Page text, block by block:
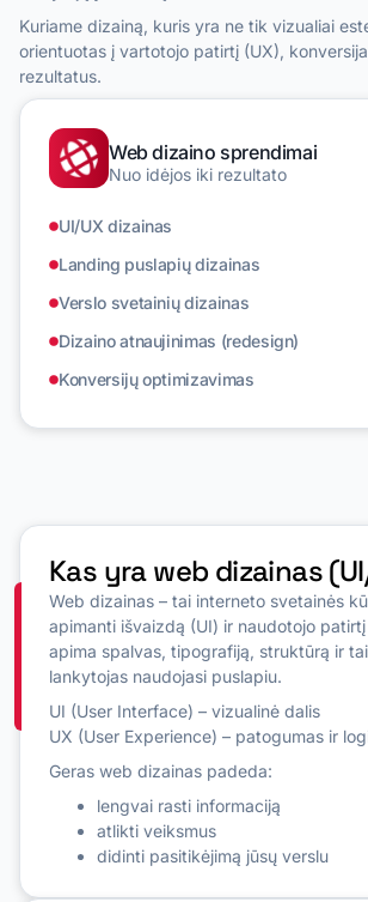
Kuriame dizainą, kuris yra ne tik vizualiai
orientuotas į vartotojo patirtį (UX),
rezultatus.
Web dizaino sprendimai
Nuo idėjos iki rezultato
UI/UX dizainas
Landing puslapių dizainas
Verslo svetainių dizainas
Dizaino atnaujinimas (redesign)
Konversijų optimizavimas
Kas yra web dizainas
Web dizainas – tai interneto svetainės
apimanti išvaizdą (UI) ir naudotojo
apima spalvas, tipografiją, struktūrą ir
lankytojas naudojasi puslapiu.
UI (User Interface) – vizualinė dalis
UX (User Experience) – patogumas ir
Geras web dizainas padeda:
lengvai rasti informaciją
atlikti veiksmus
didinti pasitikėjimą jūsų verslu